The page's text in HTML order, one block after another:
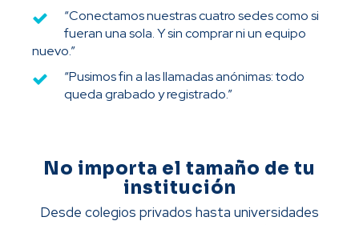
“Conectamos nuestras cuatro sedes como si
fueran una sola. Y sin comprar ni un equipo
nuevo.”
“Pusimos fin a las llamadas anónimas: todo
queda grabado y registrado.”
No importa el tamaño de tu
institución
Desde colegios privados hasta universidades